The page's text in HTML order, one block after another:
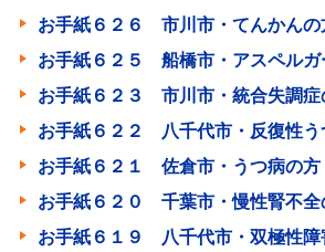
お手紙６２６ 市川市・てんかんの
お手紙６２５ 船橋市・アスペルガ
お手紙６２３ 市川市・統合失調症
お手紙６２２ 八千代市・反復性う
お手紙６２１ 佐倉市・うつ病の方
お手紙６２０ 千葉市・慢性腎不全
お手紙６１９ 八千代市・双極性障